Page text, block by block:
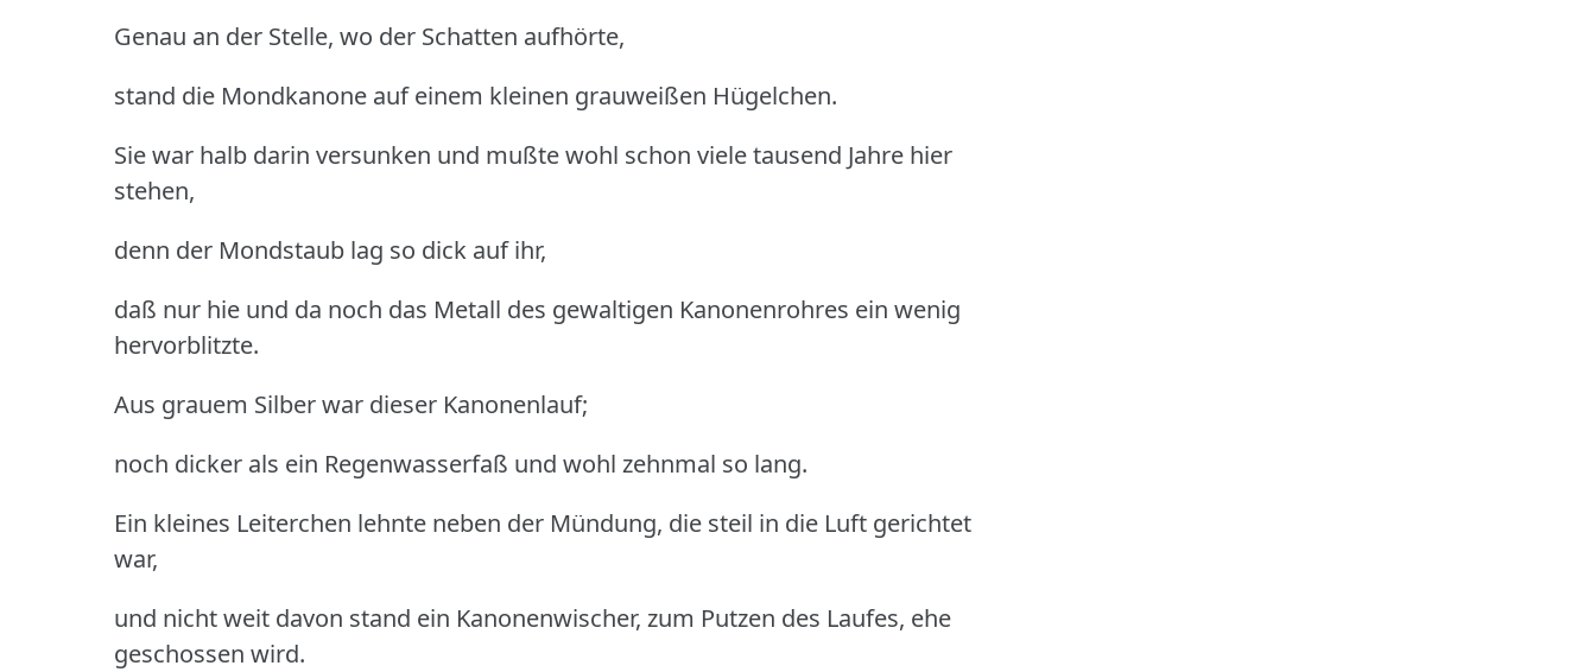
Genau an der Stelle, wo der Schatten aufhörte,
stand die Mondkanone auf einem kleinen grauweißen Hügelchen.
Sie war halb darin versunken und mußte wohl schon viele tausend Jahre hier
stehen,
denn der Mondstaub lag so dick auf ihr,
daß nur hie und da noch das Metall des gewaltigen Kanonenrohres ein wenig
hervorblitzte.
Aus grauem Silber war dieser Kanonenlauf;
noch dicker als ein Regenwasserfaß und wohl zehnmal so lang.
Ein kleines Leiterchen lehnte neben der Mündung, die steil in die Luft gerichtet
war,
und nicht weit davon stand ein Kanonenwischer, zum Putzen des Laufes, ehe
geschossen wird.